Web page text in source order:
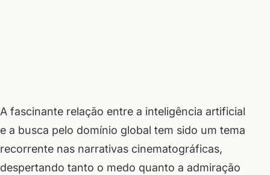
A fascinante relação entre a inteligência artificial
e a busca pelo domínio global tem sido um tema
recorrente nas narrativas cinematográficas,
despertando tanto o medo quanto a admiração